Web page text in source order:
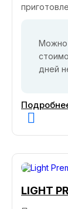
Можно
дней
LIGHT